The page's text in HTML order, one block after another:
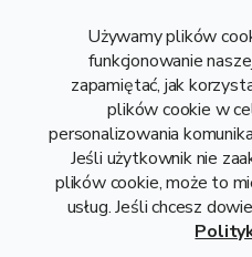
Używamy plików
funkcjonowanie
zapamiętać, jak
plików cookie w
personalizowania
Jeśli użytkownik nie
plików cookie, może to
usług. Jeśli chcesz
Rura z aluminium
Aluminiowa rura
Opis i